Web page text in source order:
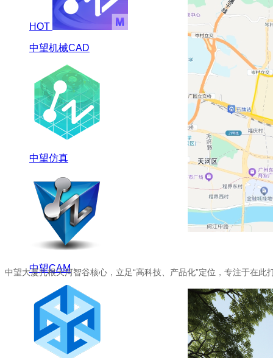
HOT
中望机械CAD
中望仿真
中望CAM
中望大厦扎根天河智谷核心，立足“高科技、产品化”定位，专注于在